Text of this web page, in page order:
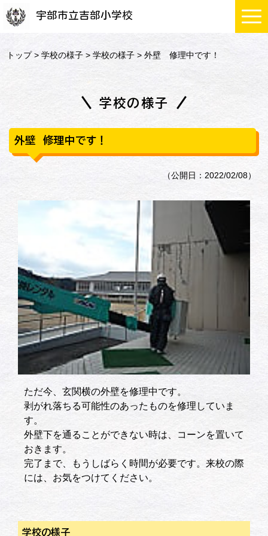
宇部市立吉部小学校
トップ>学校の様子 >学校の様子 > 外壁 修理中です！
学校の様子
外壁 修理中です！
（公開日：2022/02/08）
ただ今、玄関横の外壁を修理中です。
剥がれ落ちる可能性のあったものを修理していま
す。
外壁下を通ることができない時は、コーンを置いて
おきます。
完了まで、もうしばらく時間が必要です。来校の際
には、お気をつけてください。
学校の様子